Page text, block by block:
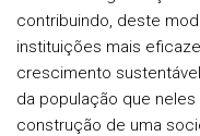
contribuindo, deste
instituições mais
crescimento
da população que
construção de uma